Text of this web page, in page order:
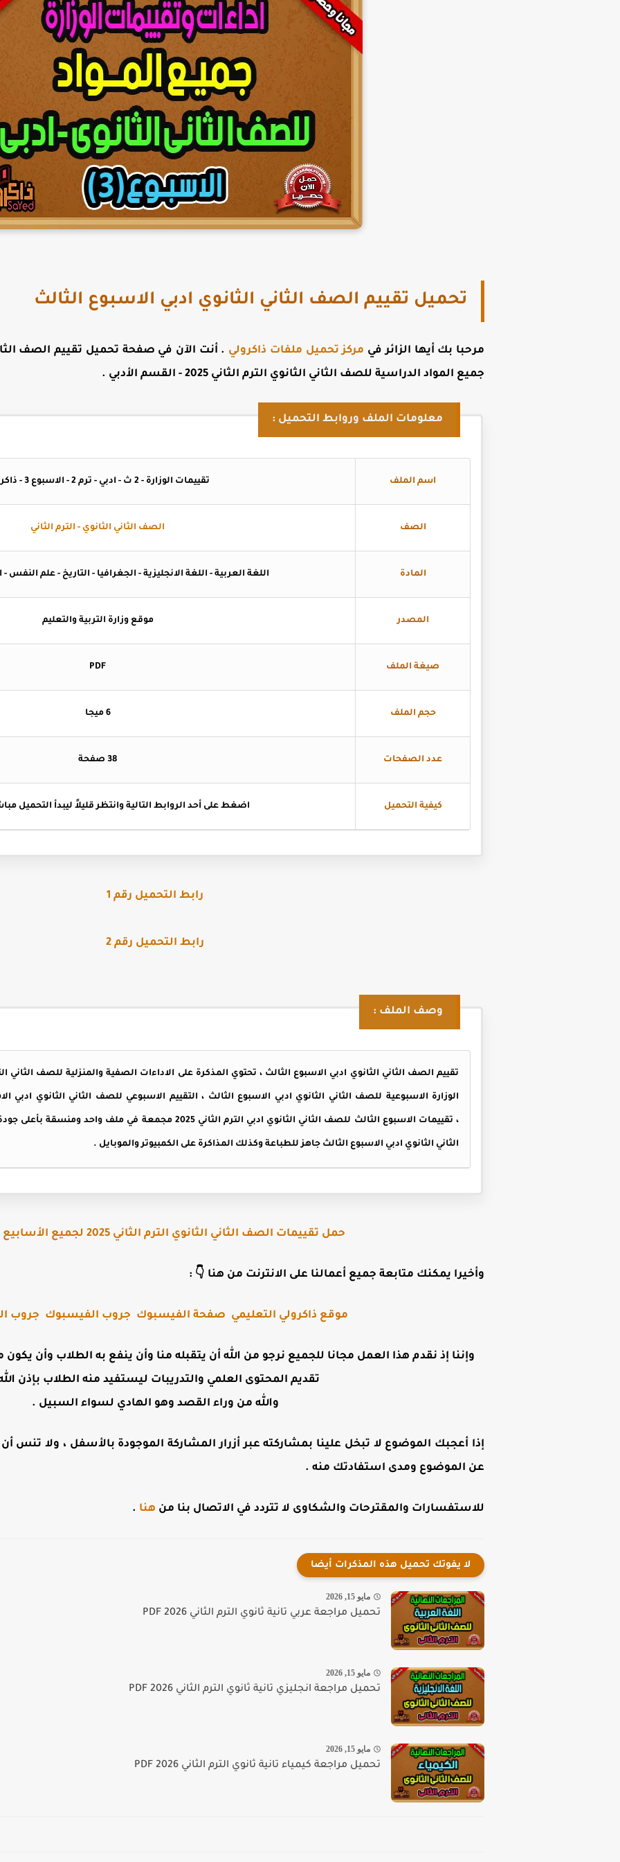
تحميل تقييم الصف الثاني الثانوي ادبي الاسبوع الثالث
مرحبا بك أيها الزائر في مركز تحميل ملفات ذاكرولي . أنت الآن في صفحة تحميل تقييم الصف
جميع المواد الدراسية للصف الثاني الثانوي الترم الثاني 2025 - القسم الأدبي
.
معلومات الملف وروابط التحميل :
اسم الملف تقييمات الوزارة - 2 ث - ادبي - ترم 2 - الاسبوع 3 - ذاكرولي
الصف الصف الثاني الثانوي - الترم الثاني
المادة اللغة العربية - اللغة الانجليزية - الجغرافيا - التاريخ - علم النفس
المصدر موقع وزارة التربية والتعليم
صيغة الملف PDF
حجم الملف 6 ميجا
عدد الصفحات 38 صفحة
كيفية التحميل اضغطعلى أحد الروابط التالية وانتظر قليلاً ليبدأ التحميل
رابط التحميل رقم 1
رابط التحميل رقم 2
وصف الملف :
تقييم الصف الثاني الثانوي ادبي الاسبوع الثالث ، تحتوي المذكرة على الاداءات الصفية والمنزلية للصف الثاني
الوزارة الاسبوعية للصف الثاني الثانوي ادبي الاسبوع الثالث ، التقييم الاسبوعي للصف الثاني الثانوي ادبي
، تقييمات الاسبوع الثالث للصف الثاني الثانوي ادبي الترم الثاني 2025
الثاني الثانوي ادبي الاسبوع الثالث جاهز للطباعة وكذلك المذاكرة على الكمبيوتر والموبايل .
حمل تقييمات الصف الثاني الثانوي الترم الثاني 2025 لجميع الأسابيع من هنا
وأخيرا يمكنك متابعة جميع أعمالنا على الانترنت من هنا 👇 :
موقع ذاكرولي التعليمي صفحة الفيسبوك جروب الفيسبوك جروب
وإننا إذ نقدم هذا العمل مجانا للجميع نرجو من الله أن يتقبله منا وأن ينفع به الطلاب وأن
تقديم المحتوى العلمي والتدريبات ليستفيد منه الطلاب بإذن
والله من وراء القصد وهو الهادي لسواء السبيل .
إذا أعجبك الموضوع لا تبخل علينا بمشاركته عبر أزرار المشاركة الموجودة بالأسفل ، ولا تنس أن
عن الموضوع ومدى استفادتك منه .
للاستفسارات والمقترحات والشكاوى لا تتردد في الاتصال بنا من هنا .
لا يفوتك تحميل هذه المذكرات أيضا
مايو 15, 2026
تحميل مراجعة عربي تانية ثانوي الترم الثاني PDF 2026
مايو 15, 2026
تحميل مراجعة انجليزي تانية ثانوي الترم الثاني PDF 2026
مايو 15, 2026
تحميل مراجعة كيمياء تانية ثانوي الترم الثاني PDF 2026